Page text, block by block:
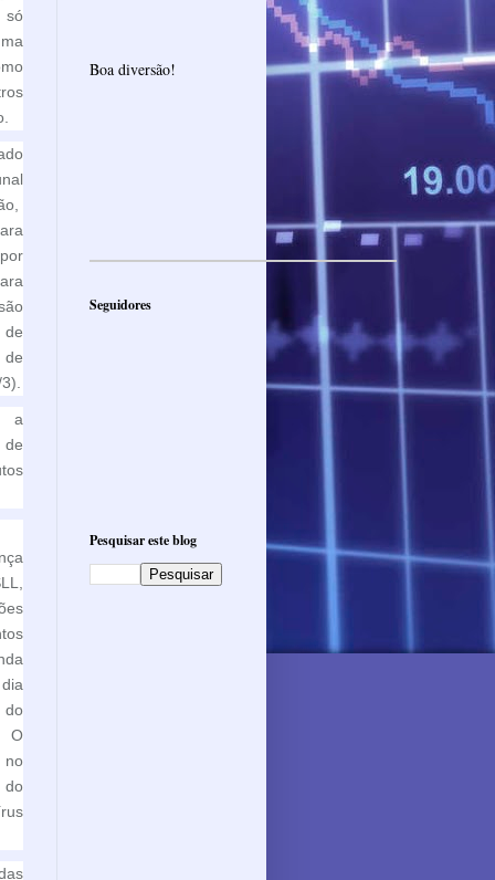
só
a
do
O
no
do
Boa diversão!
Seguidores
Pesquisar este blog